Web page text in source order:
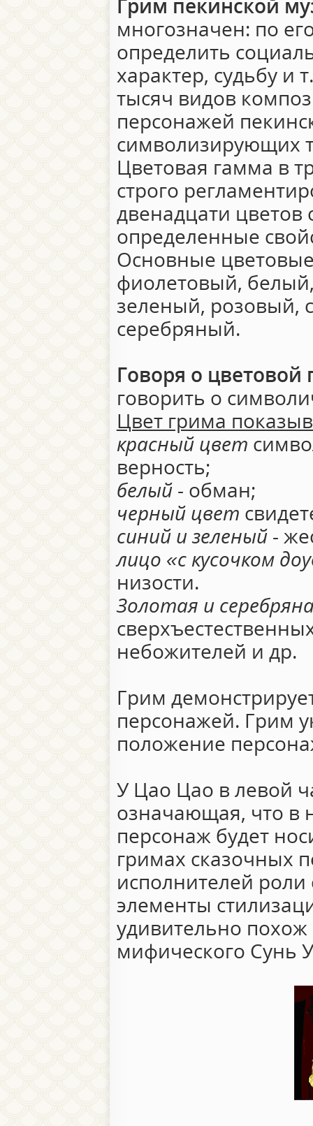
Грим пекинской
многозначен: по
определить
характер, судьбу и
тысяч видов
персонажей
символизирующих
Цветовая гамма в
строго
двенадцати цветов
определенные
Основные
фиолетовый,
зеленый, розовый,
серебряный.
Говоря о
говорить о
Цвет грима
красный цвет
верность;
белый - обман;
черный цвет
синий и зеленый-
лицо «с кусочком
низости.
Золотая и
небожителей и др.
Грим
персонажей. Грим
положение
У Цао Цао в левой
означающая, что в
персонаж будет
гримах сказочных
исполнителей роли
элементы
удивительно
мифического Сунь